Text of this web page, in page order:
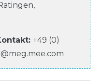
,
+49 (0)